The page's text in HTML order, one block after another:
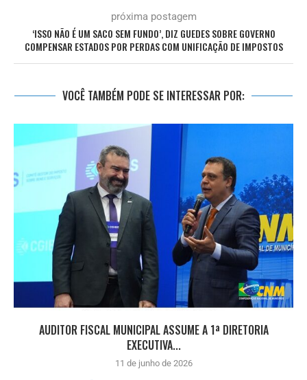
próxima postagem
‘ISSO NÃO É UM SACO SEM FUNDO’, DIZ GUEDES SOBRE GOVERNO
COMPENSAR ESTADOS POR PERDAS COM UNIFICAÇÃO DE IMPOSTOS
VOCÊ TAMBÉM PODE SE INTERESSAR POR:
AUDITOR FISCAL MUNICIPAL ASSUME A 1ª DIRETORIA
EXECUTIVA...
11 de junho de 2026